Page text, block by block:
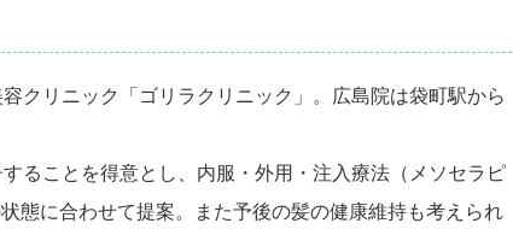
クリニック「ゴリラクリニック」。広島院は袋町駅から
ることを得意とし、内服・外用・注入療法（メソセラピ
態に合わせて提案。また予後の髪の健康維持も考えられ